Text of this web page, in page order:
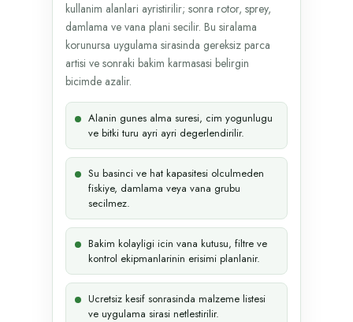
kullanim alanlari ayristirilir; sonra rotor, sprey,
damlama ve vana plani secilir. Bu siralama
korunursa uygulama sirasinda gereksiz parca
artisi ve sonraki bakim karmasasi belirgin
bicimde azalir.
Alanin gunes alma suresi, cim yogunlugu
ve bitki turu ayri ayri degerlendirilir.
Su basinci ve hat kapasitesi olculmeden
fiskiye, damlama veya vana grubu
secilmez.
Bakim kolayligi icin vana kutusu, filtre ve
kontrol ekipmanlarinin erisimi planlanir.
Ucretsiz kesif sonrasinda malzeme listesi
ve uygulama sirasi netlestirilir.